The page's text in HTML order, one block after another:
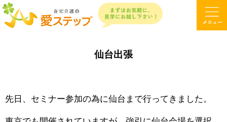
仙台出張
先日、セミナー参加の為に仙台まで行ってきました。